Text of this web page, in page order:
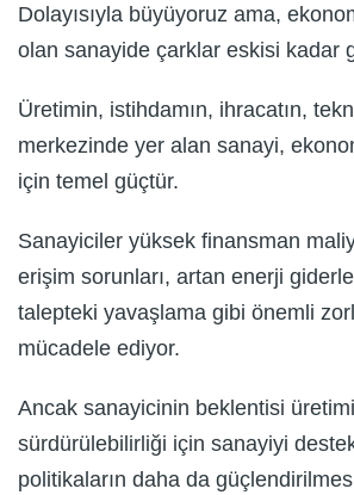
Dolayısıyla büyüyoruz ama,
olan sanayide çarklar eskisi kadar
Üretimin, istihdamın, ihracatın,
merkezinde yer alan sanayi,
için temel güçtür.
Sanayiciler yüksek finansman
erişim sorunları, artan enerji
talepteki yavaşlama gibi önemli
mücadele ediyor.
Ancak sanayicinin beklentisi
sürdürülebilirliği için sanayiyi
politikaların daha da